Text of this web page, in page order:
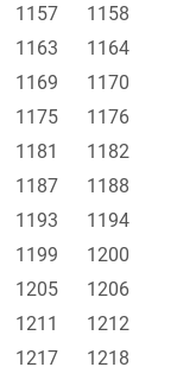
1157
1158
1163
1164
1169
1170
1175
1176
1181
1182
1187
1188
1193
1194
1199
1200
1205
1206
1211
1212
1217
1218